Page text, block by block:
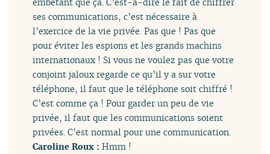
ses communications, c’est nécessaire à
l’exercice de la vie privée. Pas que ! Pas que
pour éviter les espions et les grands machins
internationaux ! Si vous ne voulez pas que votre
conjoint jaloux regarde ce qu’il y a sur votre
téléphone, il faut que le téléphone soit chiffré !
C’est comme ça ! Pour garder un peu de vie
privée, il faut que les communications soient
privées. C’est normal pour une communication.
Caroline Roux : Hmm !